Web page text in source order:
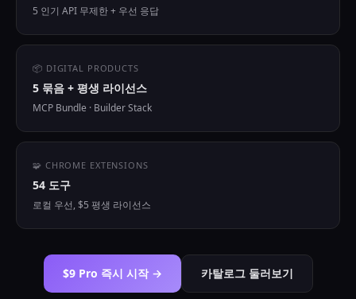
5 인기 API 무제한 + 우선 응답
📦 DIGITAL PRODUCTS
5 묶음 + 평생 라이선스
MCP Bundle · Builder Stack
🧩 CHROME EXTENSIONS
54 도구
로컬 우선, $5 평생 라이선스
$9 Pro 즉시 시작 → 카탈로그 둘러보기